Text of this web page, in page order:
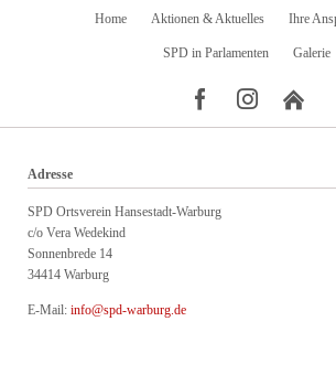
Navigation
Home Aktionen & Aktuelles Ihre
SPD in Parlamenten Galerie
Adresse
SPD Ortsverein Hansestadt-Warburg
c/o Vera Wedekind
Sonnenbrede 14
34414 Warburg
E-Mail: info@spd-warburg.de